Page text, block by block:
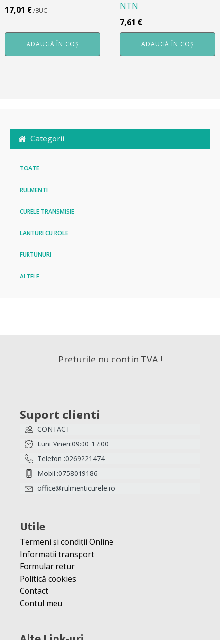
Categorii
TOATE
RULMENTI
CURELE TRANSMISIE
LANTURI CU ROLE
FURTUNURI
ALTELE
17,01 €/BUC
ADAUGĂ ÎN COȘ
NTN
7,61 €
ADAUGĂ ÎN COȘ
Preturile nu contin TVA !
Suport clienti
CONTACT
Luni-Vineri:09:00-17:00
Telefon :0269221474
Mobil :0758019186
office@rulmenticurele.ro
Utile
Termeni și condiții Online
Informatii transport
Formular retur
Politică cookies
Contact
Contul meu